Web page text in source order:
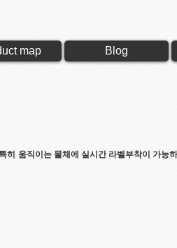
map Blog
히 움직이는 물체에 실시간 라벨부착이 가능